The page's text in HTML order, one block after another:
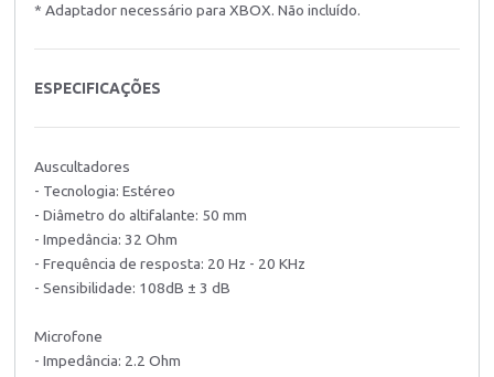
* Adaptador necessário para XBOX. Não incluído.
ESPECIFICAÇÕES
Auscultadores
- Tecnologia: Estéreo
- Diâmetro do altifalante: 50 mm
- Impedância: 32 Ohm
- Frequência de resposta: 20 Hz - 20 KHz
- Sensibilidade: 108dB ± 3 dB
Microfone
- Impedância: 2.2 Ohm